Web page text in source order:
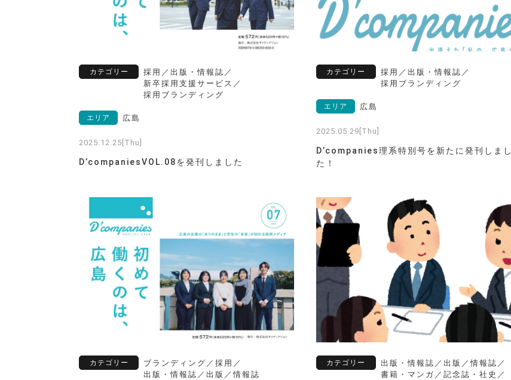
カテゴリー 採用 ／ 出版・情報誌 ／
新卒採用支援サービス ／
採用ブランディング
エリア 広島
2025.12.25[Thu]
D’companiesVOL.08を発刊しました
カテゴリー 採用 ／ 出版・情報誌 ／
採用ブランディング
エリア 広島
2025.05.29[Thu]
D’companies理系特別号を新たに発刊しまし
た！
カテゴリー ブランディング ／ 採用 ／
出版・情報誌 ／ 出版 ／情報誌
カテゴリー 出版・情報誌 ／ 出版 ／情報誌 ／
書籍・マンガ ／ 記念誌・社史 ／